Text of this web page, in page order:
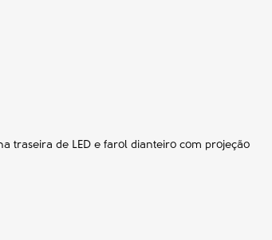
traseira de LED e farol dianteiro com projeção